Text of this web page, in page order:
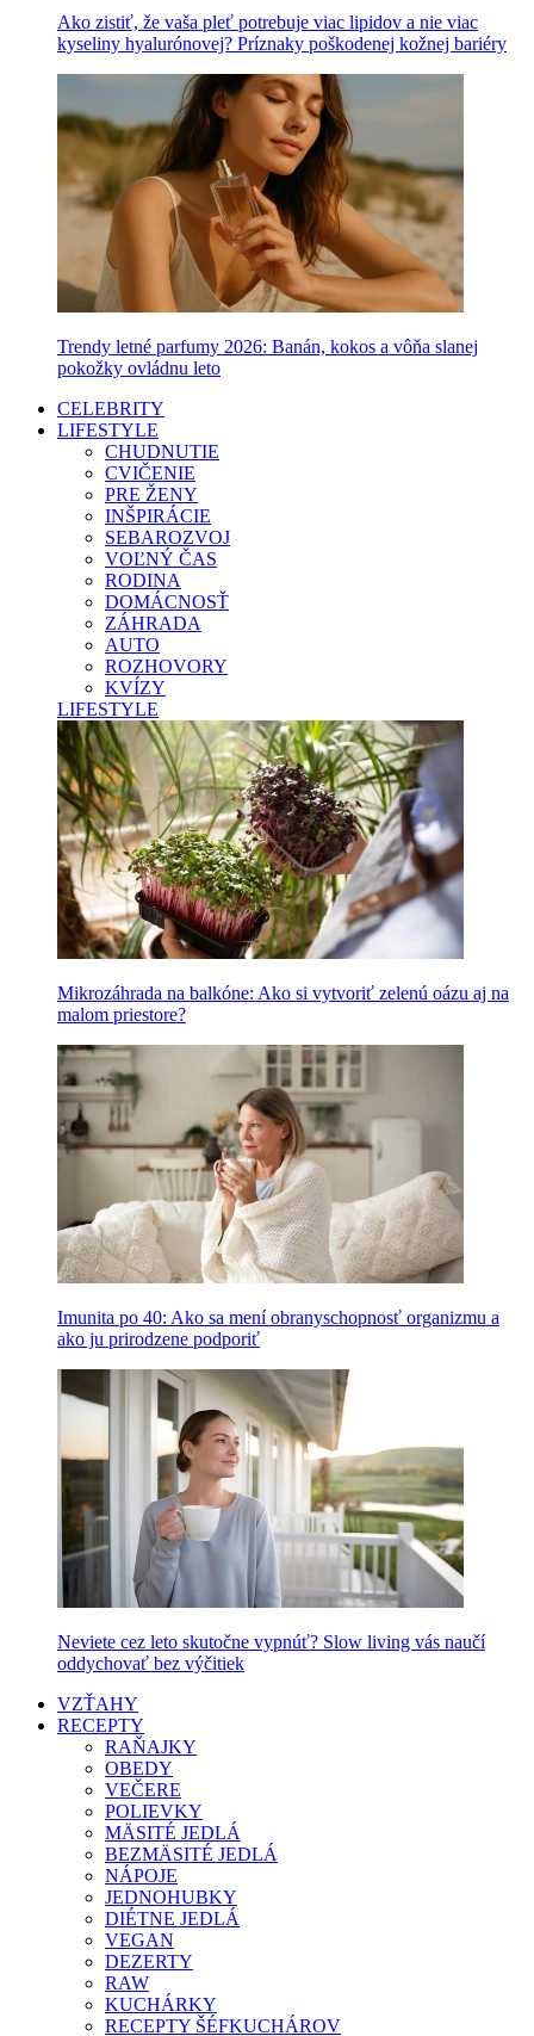
Ako zistiť, že vaša pleť potrebuje viac lipidov a nie viac
kyseliny hyalurónovej? Príznaky poškodenej kožnej bariéry
Trendy letné parfumy 2026: Banán, kokos a vôňa slanej
pokožky ovládnu leto
CELEBRITY
LIFESTYLE
CHUDNUTIE
CVIČENIE
PRE ŽENY
INŠPIRÁCIE
SEBAROZVOJ
VOĽNÝ ČAS
RODINA
DOMÁCNOSŤ
ZÁHRADA
AUTO
ROZHOVORY
KVÍZY
LIFESTYLE
Mikrozáhrada na balkóne: Ako si vytvoriť zelenú oázu aj na
malom priestore?
Imunita po 40: Ako sa mení obranyschopnosť organizmu a
ako ju prirodzene podporiť
Neviete cez leto skutočne vypnúť? Slow living vás naučí
oddychovať bez výčitiek
VZŤAHY
RECEPTY
RAŇAJKY
OBEDY
VEČERE
POLIEVKY
MÄSITÉ JEDLÁ
BEZMÄSITÉ JEDLÁ
NÁPOJE
JEDNOHUBKY
DIÉTNE JEDLÁ
VEGAN
DEZERTY
RAW
KUCHÁRKY
RECEPTY ŠÉFKUCHÁROV